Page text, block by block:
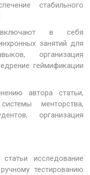
стабильного
включают в себя
занятий для
организация
геймификации
автора статьи,
менторства,
организация
исследование
тестированию